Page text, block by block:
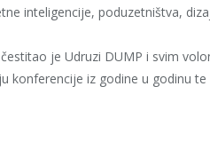
inteligencije, poduzetništva,
je Udruzi DUMP i svim
konferencije iz godine u godinu te